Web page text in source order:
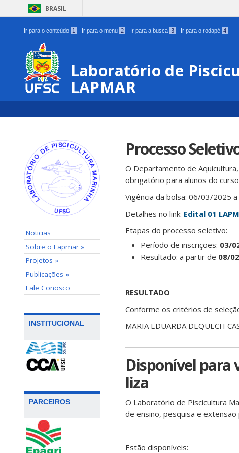
BRASIL
Ir para o conteúdo 1 Ir para o menu 2 Ir para a busca 3 Ir para o rodapé 4
Laboratório de
LAPMAR
Noticias
Sobre o Lapmar »
Projetos »
Publicações »
Fale Conosco
INSTITUCIONAL
PARCEIROS
Processo
O Departamento de
obrigatório para alunos do
Vigência da bolsa: 06/03/2025
Detalhes no link: Edital 01
Etapas do processo seletivo:
Período de inscrições: 03/
Resultado: a partir de 08/
RESULTADO
Conforme os critérios de
MARIA EDUARDA DEQUECH
Disponível para
liza
O Laboratório de Piscicultura
de ensino, pesquisa e extensão
Estão disponíveis: